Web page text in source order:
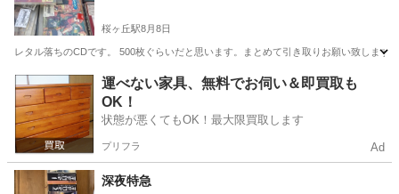
桜ヶ丘駅8月8日
レタル落ちのCDです。 500枚ぐらいだと思います。まとめて引き取りお願い致します
神奈川 大和市 桜ヶ丘駅 CD
運べない家具、無料でお伺い＆即買取も
OK！
状態が悪くてもOK！最大限買取します
プリフラ Ad
深夜特急